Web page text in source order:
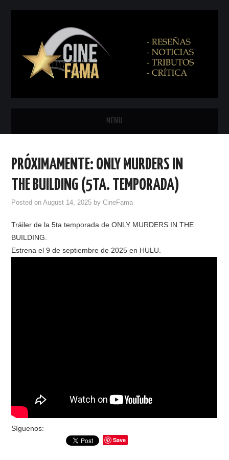
MENU
EN CINES
NETFLIX
RESEÑAS
PRÓXIMAMENTE: ONLY MURDERS IN
THE BUILDING (5TA. TEMPORADA)
Posted onAugust 14, 2025 byCineFama
Tráiler de la 5ta temporada de ONLY MURDERS IN THE
BUILDING.
Estrena el 9 de septiembre de 2025 en HULU.
Síguenos:
Save